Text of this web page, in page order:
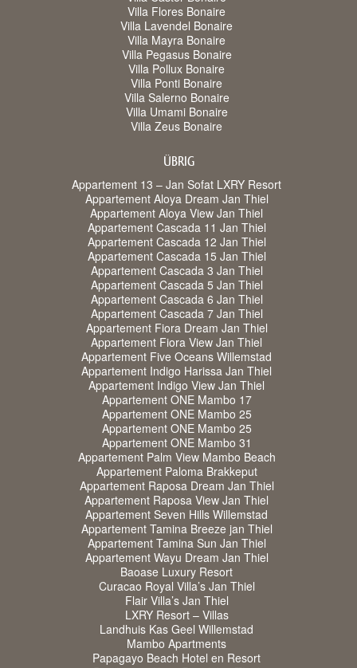
Villa Flores Bonaire
Villa Lavendel Bonaire
Villa Mayra Bonaire
Villa Pegasus Bonaire
Villa Pollux Bonaire
Villa Ponti Bonaire
Villa Salerno Bonaire
Villa Umami Bonaire
Villa Zeus Bonaire
ÜBRIG
Appartement 13 – Jan Sofat LXRY Resort
Appartement Aloya Dream Jan Thiel
Appartement Aloya View Jan Thiel
Appartement Cascada 11 Jan Thiel
Appartement Cascada 12 Jan Thiel
Appartement Cascada 15 Jan Thiel
Appartement Cascada 3 Jan Thiel
Appartement Cascada 5 Jan Thiel
Appartement Cascada 6 Jan Thiel
Appartement Cascada 7 Jan Thiel
Appartement Fiora Dream Jan Thiel
Appartement Fiora View Jan Thiel
Appartement Five Oceans Willemstad
Appartement Indigo Harissa Jan Thiel
Appartement Indigo View Jan Thiel
Appartement ONE Mambo 17
Appartement ONE Mambo 25
Appartement ONE Mambo 25
Appartement ONE Mambo 31
Appartement Palm View Mambo Beach
Appartement Paloma Brakkeput
Appartement Raposa Dream Jan Thiel
Appartement Raposa View Jan Thiel
Appartement Seven Hills Willemstad
Appartement Tamina Breeze jan Thiel
Appartement Tamina Sun Jan Thiel
Appartement Wayu Dream Jan Thiel
Baoase Luxury Resort
Curacao Royal Villa’s Jan Thiel
Flair Villa’s Jan Thiel
LXRY Resort – Villas
Landhuis Kas Geel Willemstad
Mambo Apartments
Papagayo Beach Hotel en Resort